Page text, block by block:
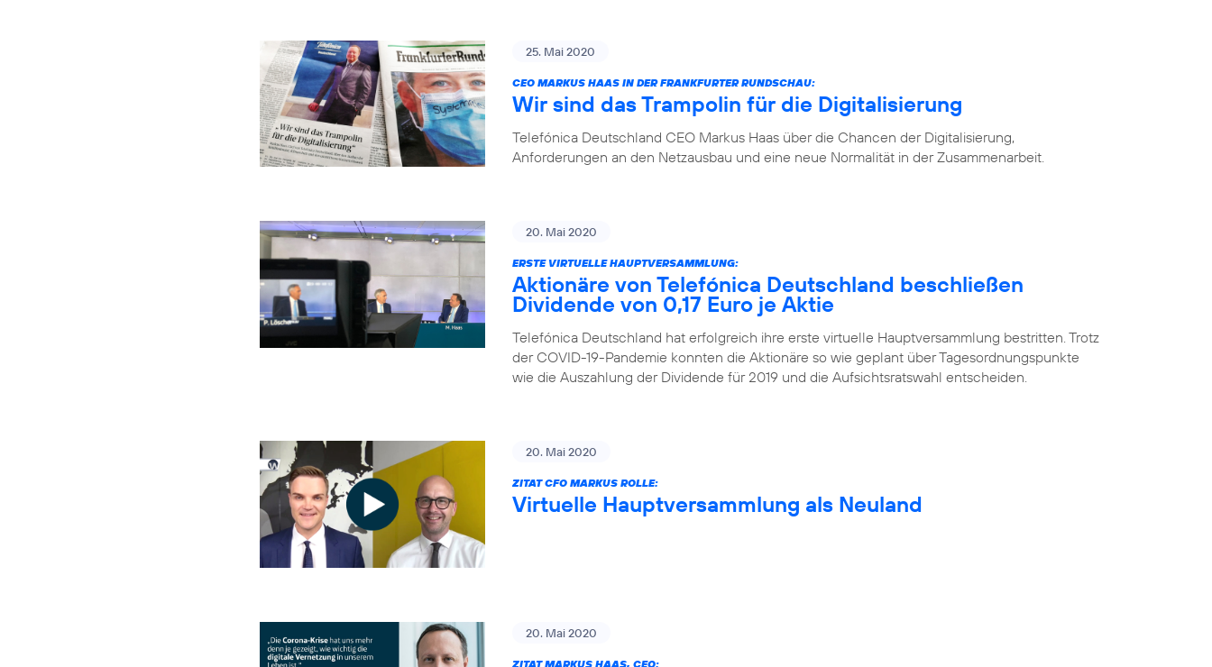
25. Mai 2020
CEO MARKUS HAAS IN DER FRANKFURTER RUNDSCHAU:
Wir sind das Trampolin für die Digitalisierung
Telefónica Deutschland CEO Markus Haas über die Chancen der Digitalisierung,
Anforderungen an den Netzausbau und eine neue Normalität in der Zusammenarbeit.
20. Mai 2020
ERSTE VIRTUELLE HAUPTVERSAMMLUNG:
Aktionäre von Telefónica Deutschland beschließen
Dividende von 0,17 Euro je Aktie
Telefónica Deutschland hat erfolgreich ihre erste virtuelle Hauptversammlung bestritten. Trotz
der COVID-19-Pandemie konnten die Aktionäre so wie geplant über Tagesordnungspunkte
wie die Auszahlung der Dividende für 2019 und die Aufsichtsratswahl entscheiden.
20. Mai 2020
ZITAT CFO MARKUS ROLLE:
Virtuelle Hauptversammlung als Neuland
20. Mai 2020
ZITAT MARKUS HAAS, CEO: